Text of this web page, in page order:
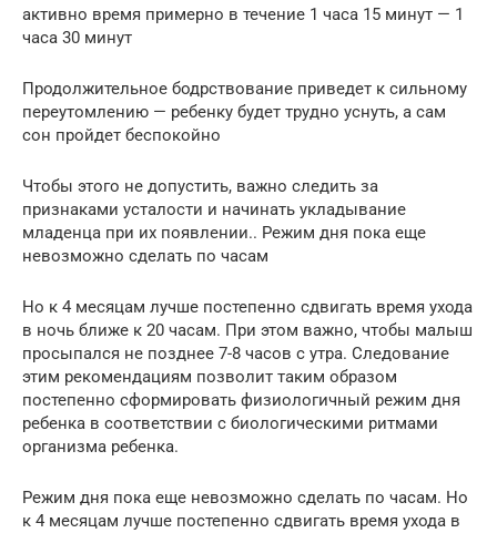
активно время примерно в течение 1 часа 15 минут — 1
часа 30 минут
Продолжительное бодрствование приведет к сильному
переутомлению — ребенку будет трудно уснуть, а сам
сон пройдет беспокойно
Чтобы этого не допустить, важно следить за
признаками усталости и начинать укладывание
младенца при их появлении.. Режим дня пока еще
невозможно сделать по часам
Но к 4 месяцам лучше постепенно сдвигать время ухода
в ночь ближе к 20 часам. При этом важно, чтобы малыш
просыпался не позднее 7-8 часов с утра. Следование
этим рекомендациям позволит таким образом
постепенно сформировать физиологичный режим дня
ребенка в соответствии с биологическими ритмами
организма ребенка.
Режим дня пока еще невозможно сделать по часам. Но
к 4 месяцам лучше постепенно сдвигать время ухода в